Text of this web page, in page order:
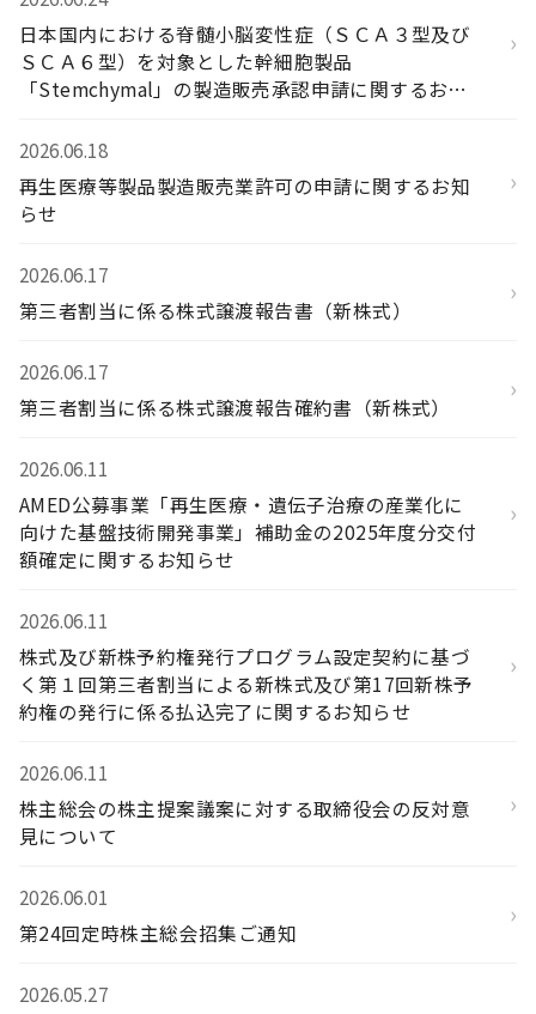
日本国内における脊髄小脳変性症（ＳＣＡ３型及び
ＳＣＡ６型）を対象とした幹細胞製品
「Stemchymal」の製造販売承認申請に関するお知
›
2026.06.18
再生医療等製品製造販売業許可の申請に関するお知
らせ
›
2026.06.17
第三者割当に係る株式譲渡報告書（新株式）
›
2026.06.17
第三者割当に係る株式譲渡報告確約書（新株式）
›
2026.06.11
AMED公募事業「再生医療・遺伝子治療の産業化に
向けた基盤技術開発事業」補助金の2025年度分交付
額確定に関するお知らせ
›
2026.06.11
株式及び新株予約権発行プログラム設定契約に基づ
く第１回第三者割当による新株式及び第17回新株予
約権の発行に係る払込完了に関するお知らせ
›
2026.06.11
株主総会の株主提案議案に対する取締役会の反対意
見について
›
2026.06.01
第24回定時株主総会招集ご通知
›
2026.05.27